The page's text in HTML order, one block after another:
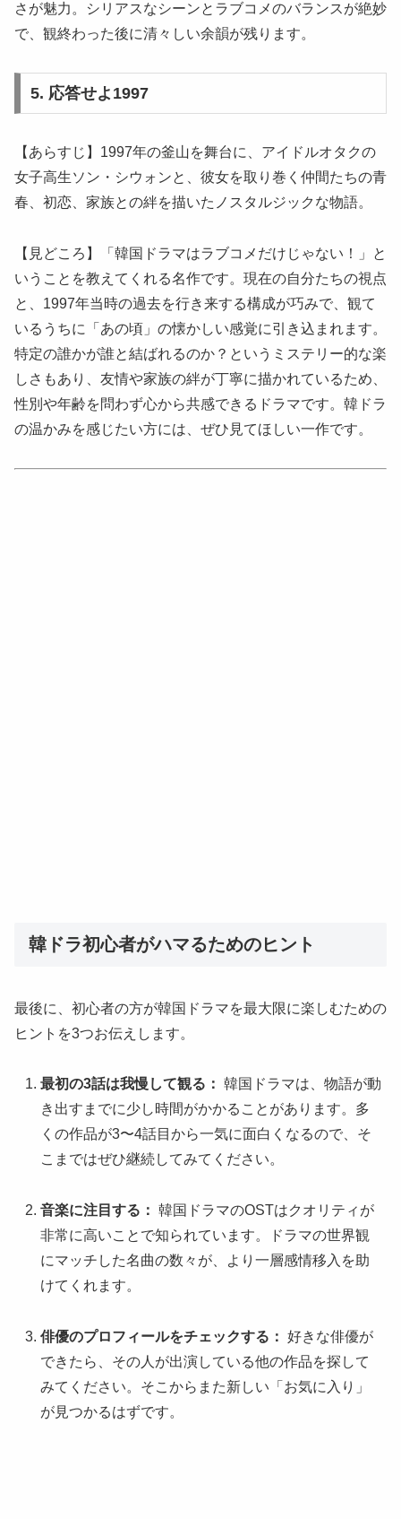
さが魅力。シリアスなシーンとラブコメのバランスが絶妙
で、観終わった後に清々しい余韻が残ります。
5. 応答せよ1997
【あらすじ】1997年の釜山を舞台に、アイドルオタクの
女子高生ソン・シウォンと、彼女を取り巻く仲間たちの青
春、初恋、家族との絆を描いたノスタルジックな物語。
【見どころ】「韓国ドラマはラブコメだけじゃない！」と
いうことを教えてくれる名作です。現在の自分たちの視点
と、1997年当時の過去を行き来する構成が巧みで、観て
いるうちに「あの頃」の懐かしい感覚に引き込まれます。
特定の誰かが誰と結ばれるのか？というミステリー的な楽
しさもあり、友情や家族の絆が丁寧に描かれているため、
性別や年齢を問わず心から共感できるドラマです。韓ドラ
の温かみを感じたい方には、ぜひ見てほしい一作です。
韓ドラ初心者がハマるためのヒント
最後に、初心者の方が韓国ドラマを最大限に楽しむための
ヒントを3つお伝えします。
最初の3話は我慢して観る： 韓国ドラマは、物語が動
き出すまでに少し時間がかかることがあります。多
くの作品が3〜4話目から一気に面白くなるので、そ
こまではぜひ継続してみてください。
音楽に注目する： 韓国ドラマのOSTはクオリティが
非常に高いことで知られています。ドラマの世界観
にマッチした名曲の数々が、より一層感情移入を助
けてくれます。
俳優のプロフィールをチェックする： 好きな俳優が
できたら、その人が出演している他の作品を探して
みてください。そこからまた新しい「お気に入り」
が見つかるはずです。